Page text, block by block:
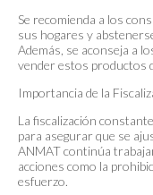
Se recomienda a los
sus hogares y
Además, se aconseja a
vender estos productos
Importancia de la
La fiscalización
para asegurar que se
ANMAT continúa
acciones como la
esfuerzo.